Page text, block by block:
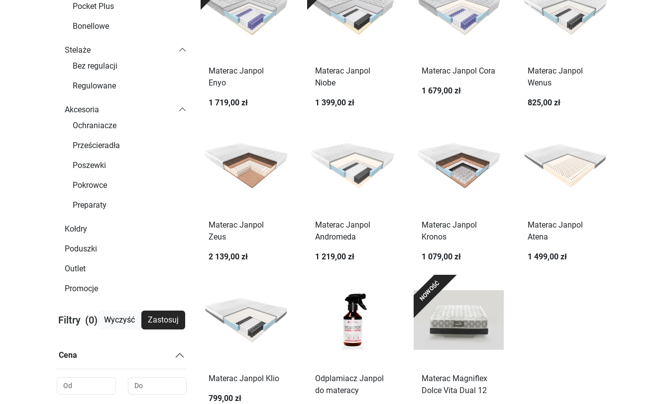
Pocket Plus
Bonellowe
Stelaże
Bez regulacji
Regulowane
Akcesoria
Ochraniacze
Prześcieradła
Poszewki
Pokrowce
Preparaty
Kołdry
Poduszki
Outlet
Promocje
Filtry (0) Wyczyść Zastosuj
Cena
Materac Janpol
Enyo
1 719,00 zł
Materac Janpol
Niobe
1 399,00 zł
Materac Janpol Cora
1 679,00 zł
Materac Janpol
Wenus
825,00 zł
Materac Janpol
Zeus
2 139,00 zł
Materac Janpol
Andromeda
1 219,00 zł
Materac Janpol
Kronos
1 079,00 zł
Materac Janpol
Atena
1 499,00 zł
Materac Janpol Klio
799,00 zł
Odplamiacz Janpol
do materacy
NOWOŚĆ
Materac Magniflex
Dolce Vita Dual 12